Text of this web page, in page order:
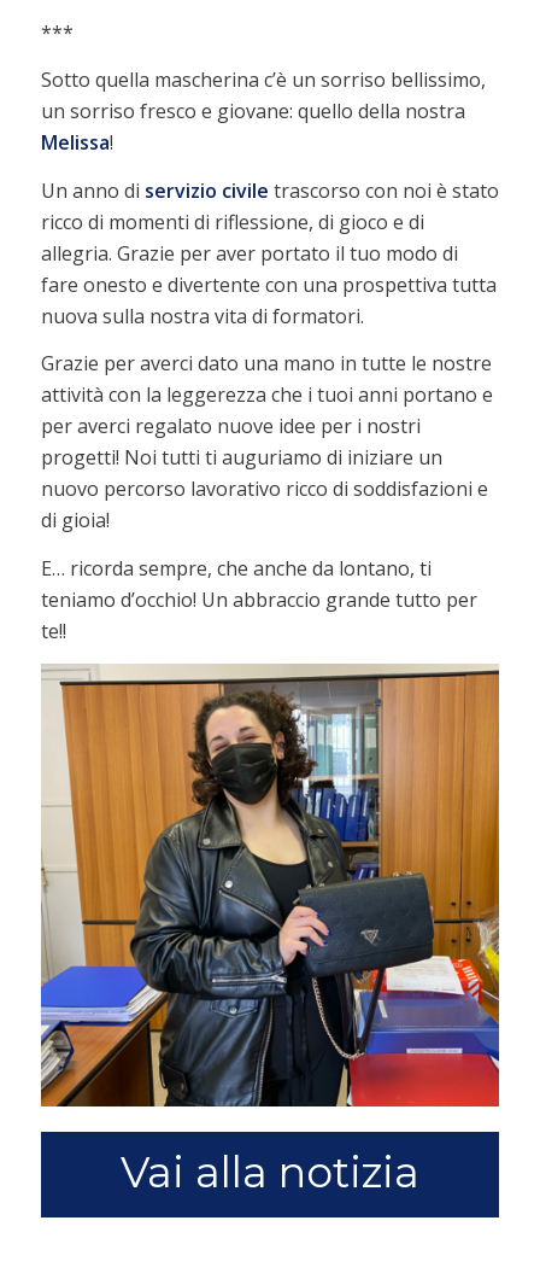
***
Sotto quella mascherina c’è un sorriso bellissimo,
un sorriso fresco e giovane: quello della nostra
Melissa!
Un anno di servizio civile trascorso con noi è stato
ricco di momenti di riflessione, di gioco e di
allegria. Grazie per aver portato il tuo modo di
fare onesto e divertente con una prospettiva tutta
nuova sulla nostra vita di formatori.
Grazie per averci dato una mano in tutte le nostre
attività con la leggerezza che i tuoi anni portano e
per averci regalato nuove idee per i nostri
progetti! Noi tutti ti auguriamo di iniziare un
nuovo percorso lavorativo ricco di soddisfazioni e
di gioia!
E… ricorda sempre, che anche da lontano, ti
teniamo d’occhio! Un abbraccio grande tutto per
te!!
Vai alla notizia